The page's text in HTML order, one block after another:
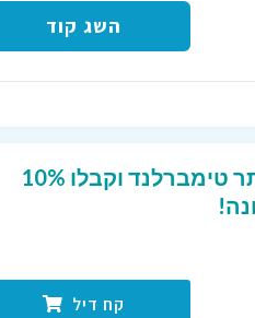
השג קוד
הירשמו לניוזלייטר של אתר טימברלנד וקבלו 10%
קח דיל